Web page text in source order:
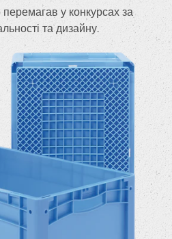
у конкурсах за
та дизайну.